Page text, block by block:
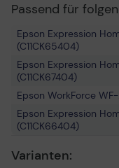
Passend für
Epson Expression
(C11CK65404)
Epson Expression
(C11CK67404)
Epson WorkForce
Epson Expression
(C11CK66404)
InkJet
Varianten: